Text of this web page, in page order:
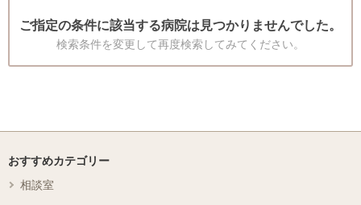
ご指定の条件に該当する病院は見つかりませんでした。
検索条件を変更して再度検索してみてください。
おすすめカテゴリー
相談室